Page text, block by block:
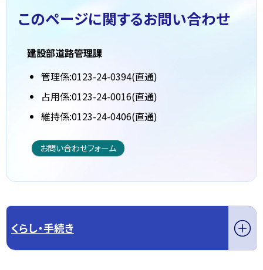
このページに関するお問い合わせ
建設部道路管理課
管理係:0123-24-0394(直通)
占用係:0123-24-0016(直通)
維持係:0123-24-0406(直通)
お問い合わせフォーム
くらし・手続き